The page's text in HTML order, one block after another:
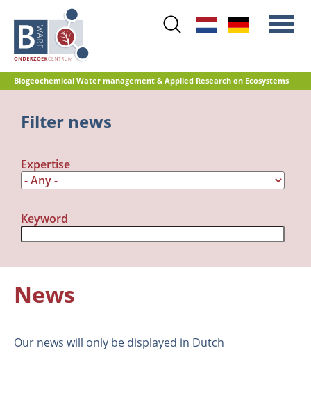
main
content
Biogeochemical Water management & Applied Research on Ecosystems
Main
menuNitrogen
Restoration management
Nature development
Peat oxidation and greenhouse gas
emissions
Reference database GRIP
Filter news
Expertise
Keyword
News
Our news will only be displayed in Dutch